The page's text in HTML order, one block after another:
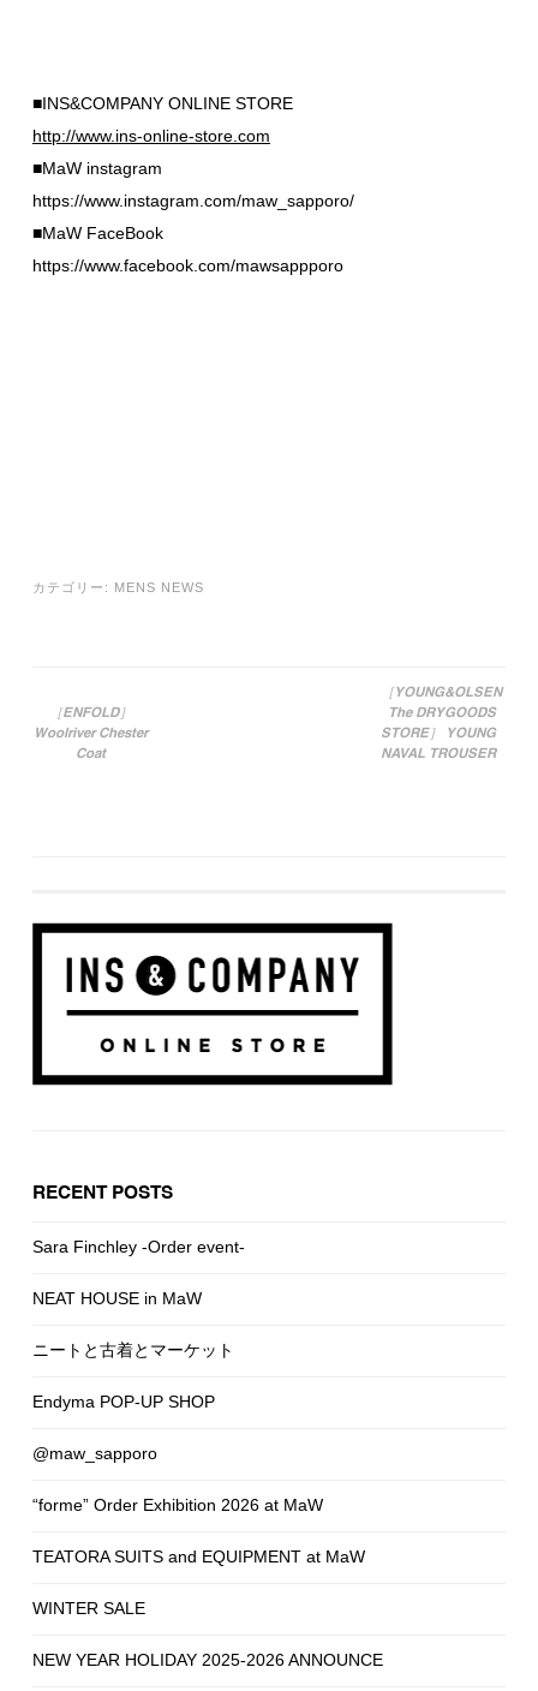
■INS&COMPANY ONLINE STORE
http://www.ins-online-store.com
■MaW instagram
https://www.instagram.com/maw_sapporo/
■MaW FaceBook
https://www.facebook.com/mawsappporo
カテゴリー: MENS NEWS
投稿ナビゲーション
［ENFOLD］
Woolriver Chester
Coat
［YOUNG&OLSEN
The DRYGOODS
STORE］ YOUNG
NAVAL TROUSER
RECENT POSTS
Sara Finchley -Order event-
NEAT HOUSE in MaW
ニートと古着とマーケット
Endyma POP-UP SHOP
@maw_sapporo
“forme” Order Exhibition 2026 at MaW
TEATORA SUITS and EQUIPMENT at MaW
WINTER SALE
NEW YEAR HOLIDAY 2025-2026 ANNOUNCE